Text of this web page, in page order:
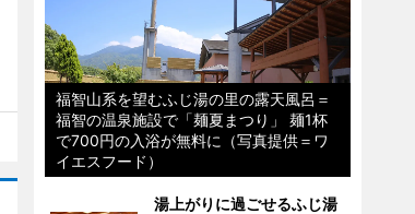
福智山系を望むふじ湯の里の露天風呂＝
福智の温泉施設で「麺夏まつり」 麺1杯
で700円の入浴が無料に（写真提供＝ワ
イエスフード）
湯上がりに過ごせるふじ湯